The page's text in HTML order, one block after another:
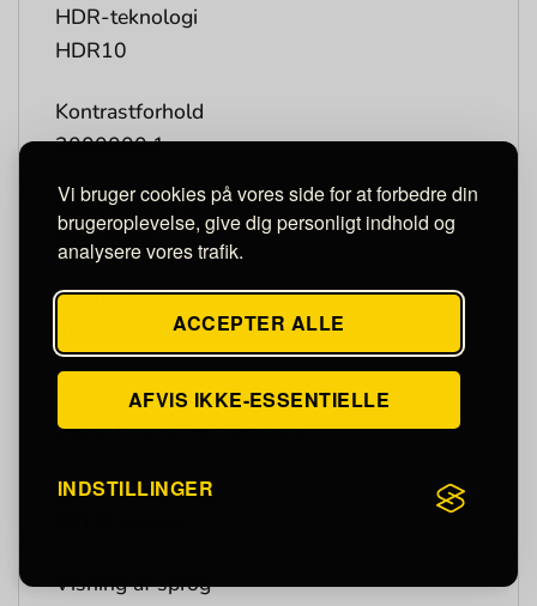
Vi bruger cookies på vores side for at forbedre din
brugeroplevelse, give dig personligt indhold og
analysere vores trafik.
ACCEPTER ALLE
AFVIS IKKE-ESSENTIELLE
INDSTILLINGER
HDR-teknologi
HDR10
Kontrastforhold
2000000:1
Maks. lysstyrke
625 cd/m²
Pixeltæthed
Teknologi
Super Retina XDR Display
Type
Visning af sprog